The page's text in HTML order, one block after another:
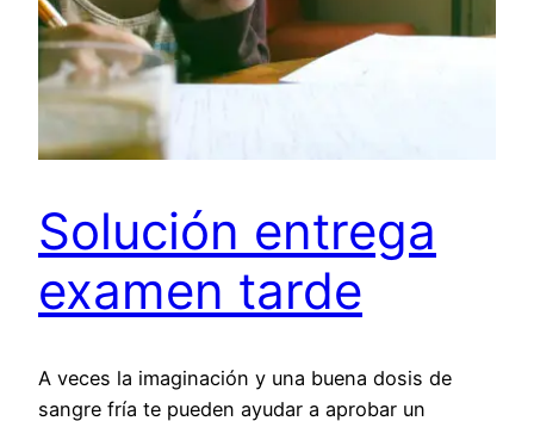
Solución entrega
examen tarde
A veces la imaginación y una buena dosis de
sangre fría te pueden ayudar a aprobar un